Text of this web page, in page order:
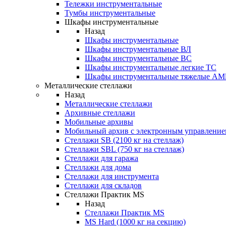
Тележки инструментальные
Тумбы инструментальные
Шкафы инструментальные
Назад
Шкафы инструментальные
Шкафы инструментальные ВЛ
Шкафы инструментальные ВС
Шкафы инструментальные легкие ТС
Шкафы инструментальные тяжелые
Металлические стеллажи
Назад
Металлические стеллажи
Архивные стеллажи
Мобильные архивы
Мобильный архив с электронным
Стеллажи SB (2100 кг на стеллаж)
Стеллажи SBL (750 кг на стеллаж)
Стеллажи для гаража
Стеллажи для дома
Стеллажи для инструмента
Стеллажи для складов
Стеллажи Практик MS
Назад
Стеллажи Практик MS
MS Hard (1000 кг на секцию)